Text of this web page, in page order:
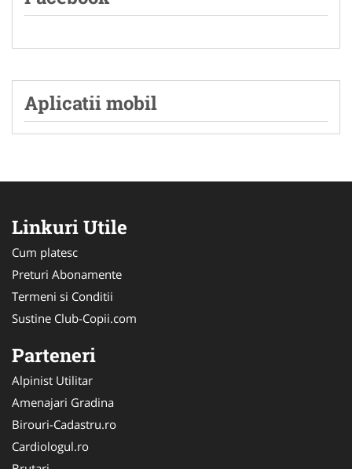
Aplicatii mobil
Linkuri Utile
Cum platesc
Preturi Abonamente
Termeni si Conditii
Sustine Club-Copii.com
Parteneri
Alpinist Utilitar
Amenajari Gradina
Birouri-Cadastru.ro
Cardiologul.ro